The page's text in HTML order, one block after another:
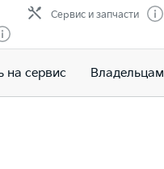
Сервис и запчасти
на сервис Владельцам